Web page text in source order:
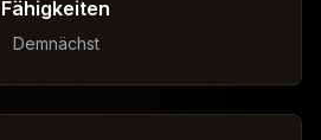
Fähigkeiten
Demnächst